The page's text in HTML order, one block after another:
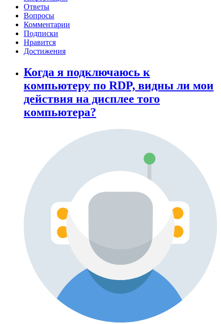
Ответы
Вопросы
Комментарии
Подписки
Нравится
Достижения
Когда я подключаюсь к
компьютеру по RDP, видны ли мои
действия на дисплее того
компьютера?